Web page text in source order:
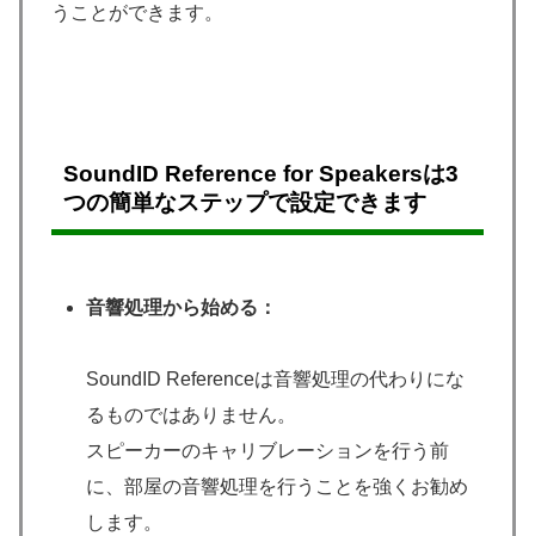
うことができます。
SoundID Reference for Speakersは3
つの簡単なステップで設定できます
音響処理から始める：
SoundID Referenceは音響処理の代わりにな
るものではありません。
スピーカーのキャリブレーションを行う前
に、部屋の音響処理を行うことを強くお勧め
します。